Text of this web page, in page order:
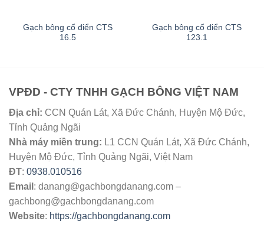
Gạch bông cổ điển CTS
16.5
Gạch bông cổ điển CTS
123.1
VPĐD - CTY TNHH GẠCH BÔNG VIỆT NAM
Địa chỉ: CCN Quán Lát, Xã Đức Chánh, Huyện Mộ Đức,
Tỉnh Quảng Ngãi
Nhà máy miền trung: L1 CCN Quán Lát, Xã Đức Chánh,
Huyện Mộ Đức, Tỉnh Quảng Ngãi, Việt Nam
ĐT: 0938.010516
Email : danang@gachbongdanang.com –
gachbong@gachbongdanang.com
Website: https://gachbongdanang.com